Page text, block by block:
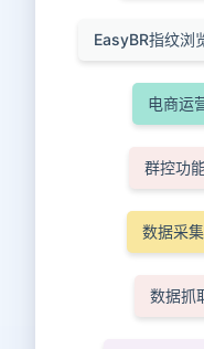
EasyBR指纹浏
电商运
群控功
数据采集
数据抓